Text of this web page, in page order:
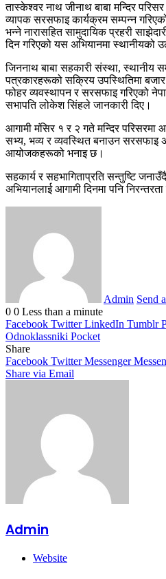
तास्केश्वर नाथ जीनाथ बाबा मन्दिर
व्यापक सरसफाइ कार्यक्रम सम्पन्न
भन्ने नारासहित सामुदायिक प्रहरी
दिन गरिएको यस अभियानमा स्थानीयको
जिननाथ बाबा सहकारी संस्था, स्थानीय
पत्रकारहरूको सक्रिय उपस्थितिमा बजार
फोहर व्यवस्थापन र सरसफाइ गरिएको
सभापति लोकेश सिंहले जानकारी दिए।
आगामी मंसिर १ र २ गते मन्दिर परिसरमा
सभ्य, भव्य र व्यवस्थित बनाउन सरसफाइ
आयोजकहरूको भनाइ छ।
सहकार्य र सहभागिताप्रति सन्तुष्टि
अभियानलाई आगामी दिनमा पनि
Admin Send
0 0 Less than a minute
Facebook Twitter LinkedIn Tumblr
Odnoklassniki Pocket
Share
Facebook Twitter Messenger
Share via Email
Admin
Website